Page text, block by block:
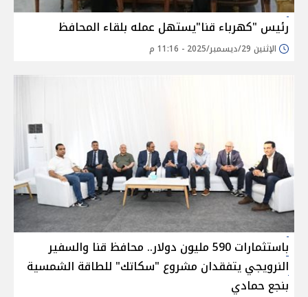
رئيس "كهرباء قنا"يستهل عمله بلقاء المحافظ
الإثنين 29/ديسمبر/2025 - 11:16 م
باستثمارات 590 مليون دولار.. محافظ قنا والسفير
النرويجي يتفقدان مشروع "سكاتك" للطاقة الشمسية
بنجع حمادي